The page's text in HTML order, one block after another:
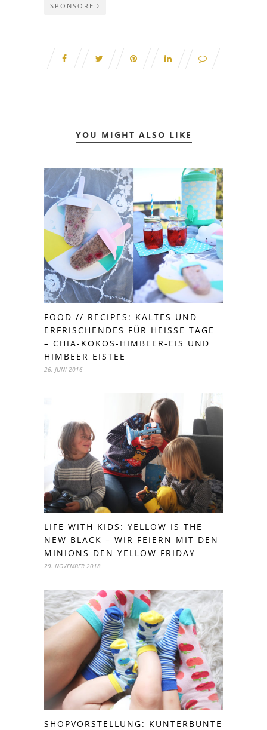
SPONSORED
YOU MIGHT ALSO LIKE
FOOD // RECIPES: KALTES UND
ERFRISCHENDES FÜR HEISSE TAGE –
CHIA-KOKOS-HIMBEER-EIS UND H
IMBEER EISTEE
26. JUNI 2016
LIFE WITH KIDS: YELLOW IS THE
NEW BLACK – WIR FEIERN MIT DEN
MINIONS DEN YELLOW FRIDAY
29. NOVEMBER 2018
SHOPVORSTELLUNG: KUNTERBUNTE